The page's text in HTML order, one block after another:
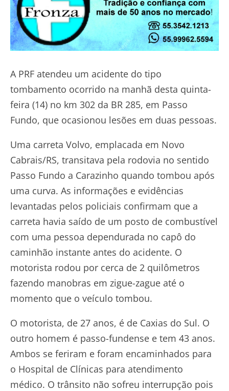
A PRF atendeu um acidente do tipo
tombamento ocorrido na manhã desta quinta-
feira (14) no km 302 da BR 285, em Passo
Fundo, que ocasionou lesões em duas pessoas.
Uma carreta Volvo, emplacada em Novo
Cabrais/RS, transitava pela rodovia no sentido
Passo Fundo a Carazinho quando tombou após
uma curva. As informações e evidências
levantadas pelos policiais confirmam que a
carreta havia saído de um posto de combustível
com uma pessoa dependurada no capô do
caminhão instante antes do acidente. O
motorista rodou por cerca de 2 quilômetros
fazendo manobras em zigue-zague até o
momento que o veículo tombou.
O motorista, de 27 anos, é de Caxias do Sul. O
outro homem é passo-fundense e tem 43 anos.
Ambos se feriram e foram encaminhados para
o Hospital de Clínicas para atendimento
médico. O trânsito não sofreu interrupção pois